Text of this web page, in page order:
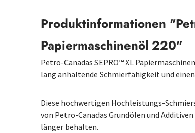
Produktinformationen
Papiermaschinenöl 220"
Petro-Canadas SEPRO™ XL
lang anhaltende Schmierfähigkeit und
Diese hochwertigen Hochleistungs-
von Petro-Canadas Grundölen und
länger behalten.